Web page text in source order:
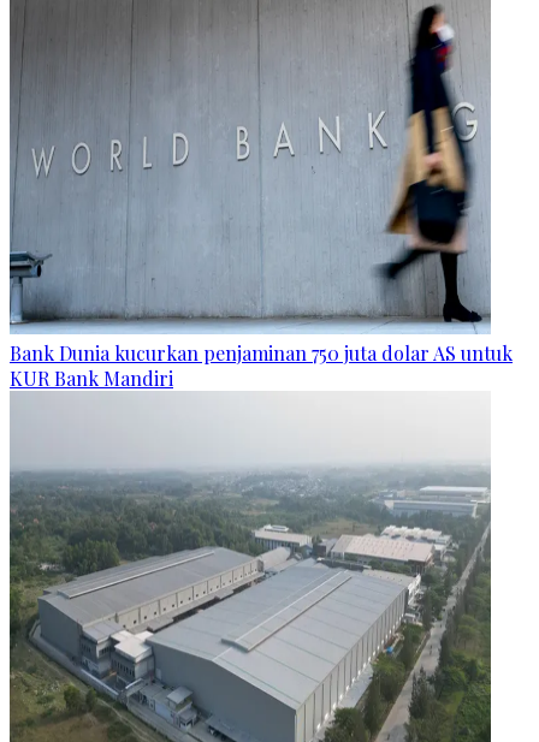
Bank Dunia kucurkan penjaminan 750 juta dolar AS untuk
KUR Bank Mandiri